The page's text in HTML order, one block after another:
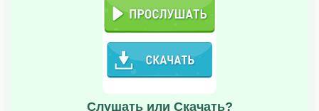
Слушать или Скачать?